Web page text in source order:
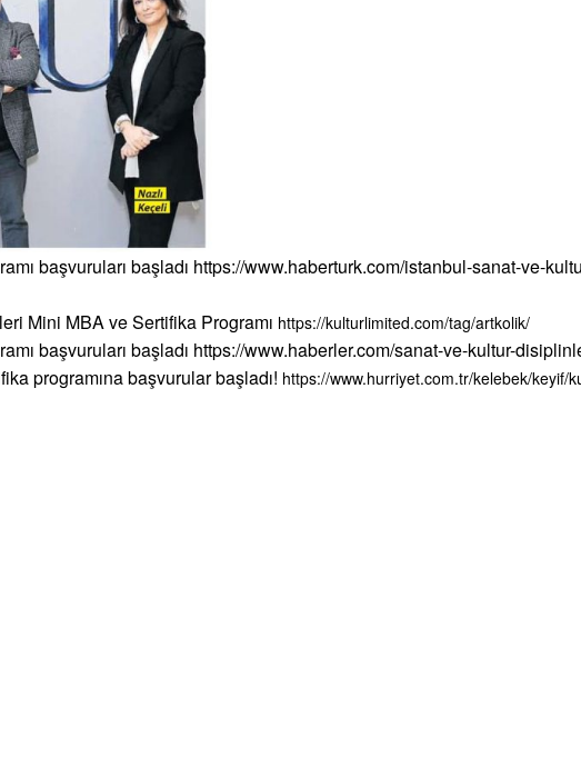
başvuruları başladı https://www.haberturk.com/istanbul-sanat-ve-
Mini MBA ve Sertifika Programı https://kulturlimited.com/tag/artkolik/
başvuruları başladı https://www.haberler.com/sanat-ve-kultur-
programına başvurular başladı! https://www.hurriyet.com.tr/kelebek/